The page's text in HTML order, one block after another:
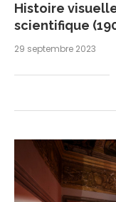
Histoire
scientifique
29 septembre 2023